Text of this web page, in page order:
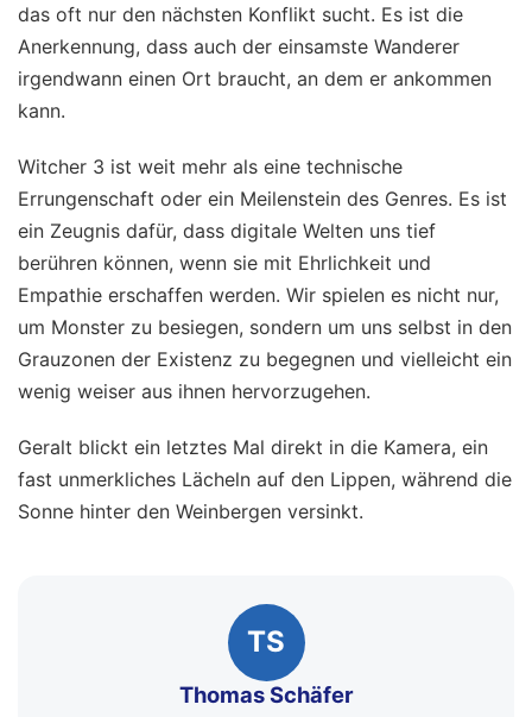
das oft nur den nächsten Konflikt sucht. Es ist die
Anerkennung, dass auch der einsamste Wanderer
irgendwann einen Ort braucht, an dem er ankommen
kann.
Witcher 3 ist weit mehr als eine technische
Errungenschaft oder ein Meilenstein des Genres. Es ist
ein Zeugnis dafür, dass digitale Welten uns tief
berühren können, wenn sie mit Ehrlichkeit und
Empathie erschaffen werden. Wir spielen es nicht nur,
um Monster zu besiegen, sondern um uns selbst in den
Grauzonen der Existenz zu begegnen und vielleicht ein
wenig weiser aus ihnen hervorzugehen.
Geralt blickt ein letztes Mal direkt in die Kamera, ein
fast unmerkliches Lächeln auf den Lippen, während die
Sonne hinter den Weinbergen versinkt.
TS
Thomas Schäfer